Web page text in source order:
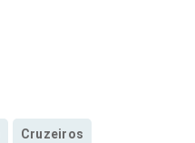
Cruzeiros